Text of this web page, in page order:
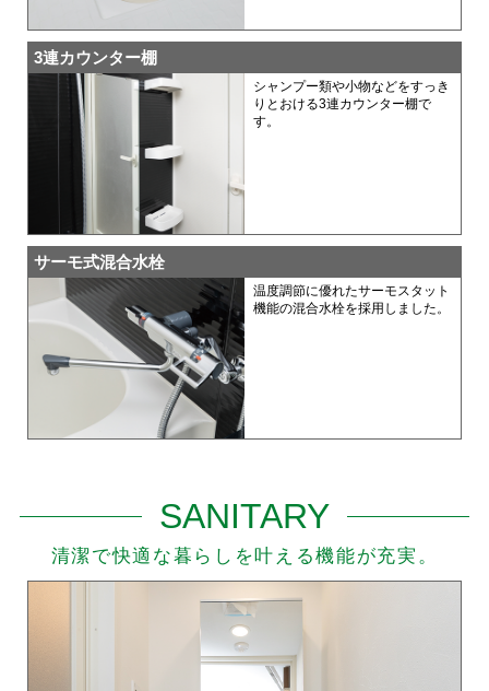
3連カウンター棚
シャンプー類や小物などをすっき
りとおける3連カウンター棚で
す。
サーモ式混合水栓
温度調節に優れたサーモスタット
機能の混合水栓を採用しました。
SANITARY
清潔で快適な暮らしを叶える機能が充実。